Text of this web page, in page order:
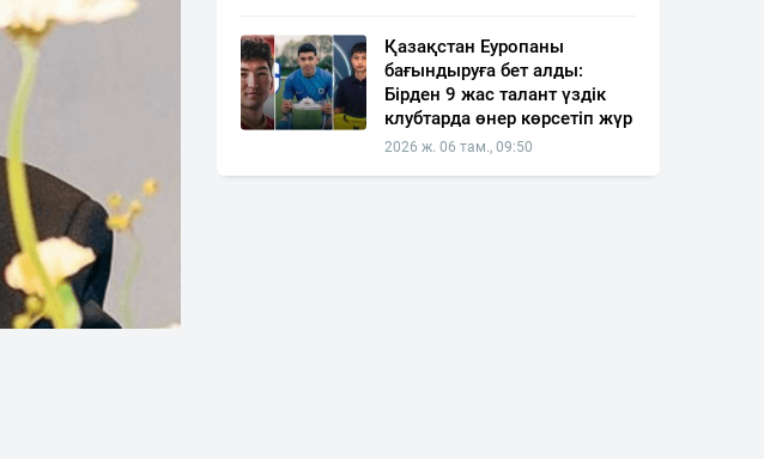
Қазақстан Еуропаны
бағындыруға бет алды:
Бірден 9 жас талант үздік
клубтарда өнер көрсетіп жүр
2026 ж. 06 там., 09:50